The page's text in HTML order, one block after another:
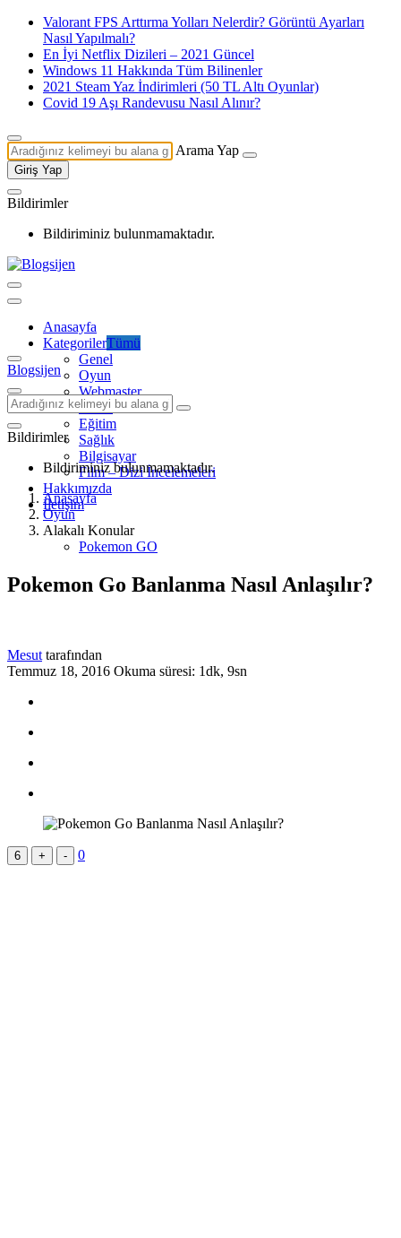
Valorant FPS Arttırma Yolları Nelerdir? Görüntü Ayarları
Nasıl Yapılmalı?
En İyi Netflix Dizileri – 2021 Güncel
Windows 11 Hakkında Tüm Bilinenler
2021 Steam Yaz İndirimleri (50 TL Altı Oyunlar)
Covid 19 Aşı Randevusu Nasıl Alınır?
Arama Yap
Giriş Yap
Bildirimler
Bildiriminiz bulunmamaktadır.
Anasayfa
KategorilerTümü
Genel
Oyun
Webmaster
Mobil
Eğitim
Sağlık
Bilgisayar
Film – Dizi İncelemeleri
Hakkımızda
İletişim
Blogsijen
Bildirimler
Bildiriminiz bulunmamaktadır.
Anasayfa
Oyun
Alakalı Konular
Pokemon GO
Pokemon Go Banlanma Nasıl Anlaşılır?
Mesut tarafından
Temmuz 18, 2016 Okuma süresi: 1dk, 9sn
6 + - 0